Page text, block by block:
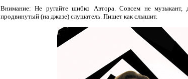
Внимание: Не ругайте шибко Автора. Совсем не музыкант,
продвинутый (на джазе) слушатель. Пишет как слышит.